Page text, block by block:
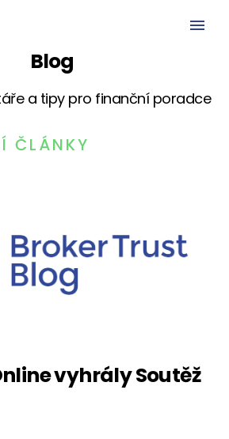
Blog
a tipy pro finanční poradce
ČLÁNKY
vyhrály Soutěž